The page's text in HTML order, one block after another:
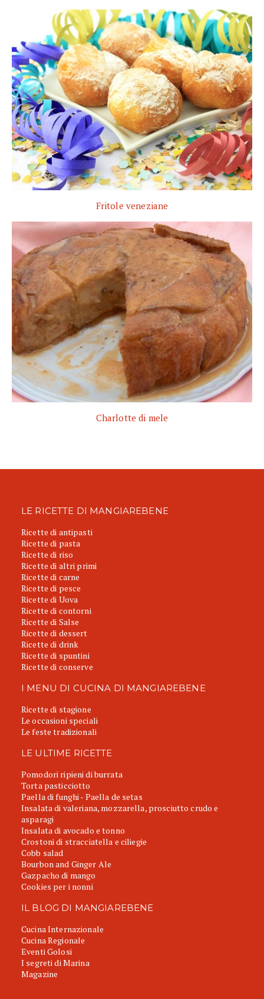
Fritole veneziane
Charlotte di mele
LE RICETTE DI MANGIAREBENE
Ricette di antipasti
Ricette di pasta
Ricette di riso
Ricette di altri primi
Ricette di carne
Ricette di pesce
Ricette di Uova
Ricette di contorni
Ricette di Salse
Ricette di dessert
Ricette di drink
Ricette di spuntini
Ricette di conserve
I MENU DI CUCINA DI MANGIAREBENE
Ricette di stagione
Le occasioni speciali
Le feste tradizionali
LE ULTIME RICETTE
Pomodori ripieni di burrata
Torta pasticciotto
Paella di funghi - Paella de setas
Insalata di valeriana, mozzarella, prosciutto crudo e
asparagi
Insalata di avocado e tonno
Crostoni di stracciatella e ciliegie
Cobb salad
Bourbon and Ginger Ale
Gazpacho di mango
Cookies per i nonni
IL BLOG DI MANGIAREBENE
Cucina Internazionale
Cucina Regionale
Eventi Golosi
I segreti di Marina
Magazine